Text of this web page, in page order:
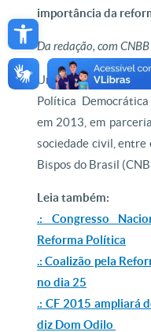
Open toolbar
importância da
Da redação, com CNBB
Um Projeto de Lei
Política
em 2013, em
sociedade civil, entre
Bispos do Brasil
Leia também:
.: Congresso
Reforma Política
.: Coalizão pela
no dia 25
.: CF 2015 ampliará
diz Dom Odilo